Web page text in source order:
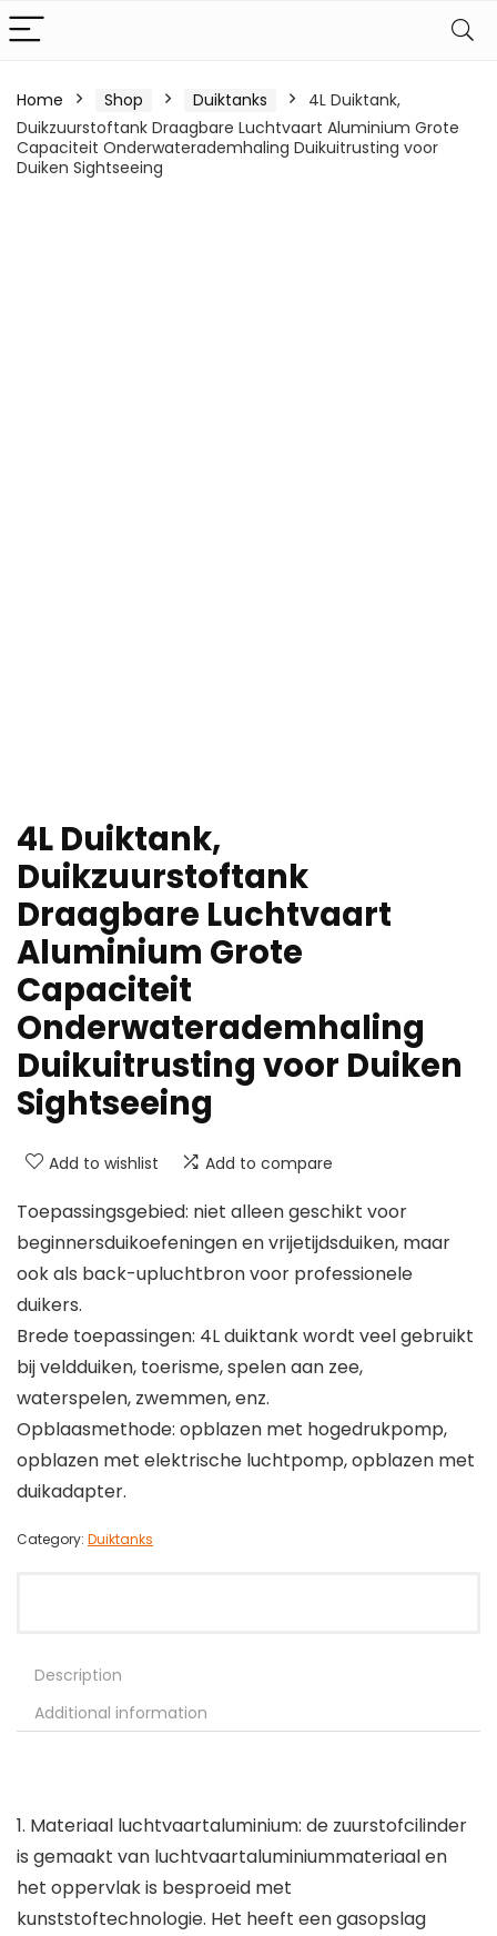
Home Shop Duiktanks
4L Duiktank,
Duikzuurstoftank Draagbare Luchtvaart Aluminium Grote
Capaciteit Onderwaterademhaling Duikuitrusting voor
Duiken Sightseeing
4L Duiktank,
Duikzuurstoftank
Draagbare Luchtvaart
Aluminium Grote
Capaciteit
Onderwaterademhaling
Duikuitrusting voor Duiken
Sightseeing
Add to wishlist Add to compare
Toepassingsgebied: niet alleen geschikt voor
beginnersduikoefeningen en vrijetijdsduiken, maar
ook als back-upluchtbron voor professionele
duikers.
Brede toepassingen: 4L duiktank wordt veel gebruikt
bij veldduiken, toerisme, spelen aan zee,
waterspelen, zwemmen, enz.
Opblaasmethode: opblazen met hogedrukpomp,
opblazen met elektrische luchtpomp, opblazen met
duikadapter.
Category: Duiktanks
Description
Additional information
1. Materiaal luchtvaartaluminium: de zuurstofcilinder
is gemaakt van luchtvaartaluminiummateriaal en
het oppervlak is besproeid met
kunststoftechnologie. Het heeft een gasopslag